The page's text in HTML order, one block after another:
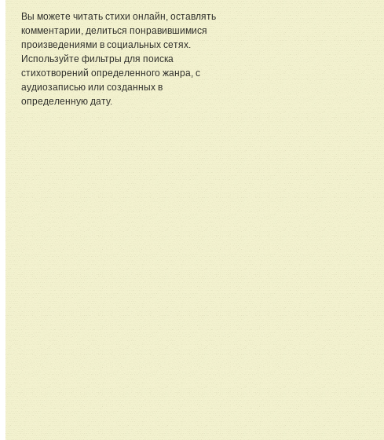
Вы можете читать стихи онлайн, оставлять
комментарии, делиться понравившимися
произведениями в социальных сетях.
Используйте фильтры для поиска
стихотворений определенного жанра, с
аудиозаписью или созданных в
определенную дату.